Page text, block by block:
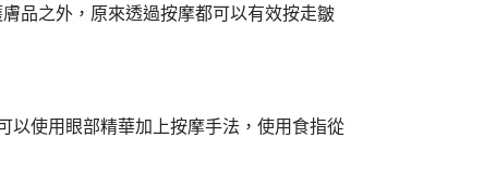
品之外，原來透過按摩都可以有效按走皺
以使用眼部精華加上按摩手法，使用食指從